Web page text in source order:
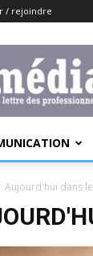
/ rejoindre
Aujourd'hui dans